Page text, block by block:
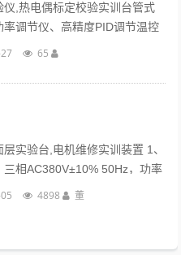
仪,热电偶标定校验实训台管式
率调节仪、高精度PID调节温控
不锈钢实验台等。可根据客户要
毫伏值）。...
65
实验台,电机维修实训装置 1、
三相AC380V±10% 50Hz，功率
离心风机参数：风量2200
4898 董